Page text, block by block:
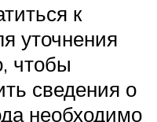
к
уточнения
чтобы
сведения о
необходимо